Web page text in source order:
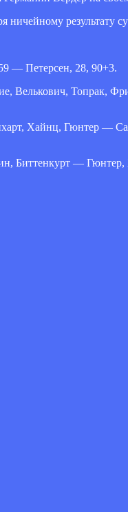
ничейному результату
— Петерсен, 28, 90+3.
Велькович, Топрак,
Хайнц, Гюнтер —
Биттенкурт — Гюнтер,